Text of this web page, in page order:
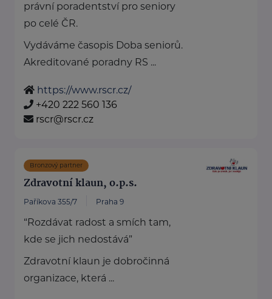
právní poradentství pro seniory
po celé ČR.
Vydáváme časopis Doba seniorů.
Akreditované poradny RS ...
https://www.rscr.cz/
+420 222 560 136
rscr@rscr.cz
Bronzový partner
Zdravotní klaun, o.p.s.
Paříkova 355/7 Praha 9
“Rozdávat radost a smích tam,
kde se jich nedostává”
Zdravotní klaun je dobročinná
organizace, která ...